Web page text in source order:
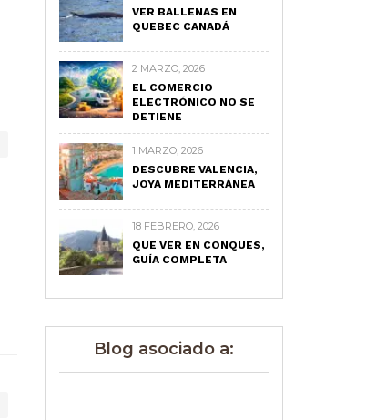
VER BALLENAS EN
QUEBEC CANADÁ
2 MARZO, 2026
EL COMERCIO
ELECTRÓNICO NO SE
DETIENE
1 MARZO, 2026
DESCUBRE VALENCIA,
JOYA MEDITERRÁNEA
18 FEBRERO, 2026
QUE VER EN CONQUES,
GUÍA COMPLETA
Blog asociado a: